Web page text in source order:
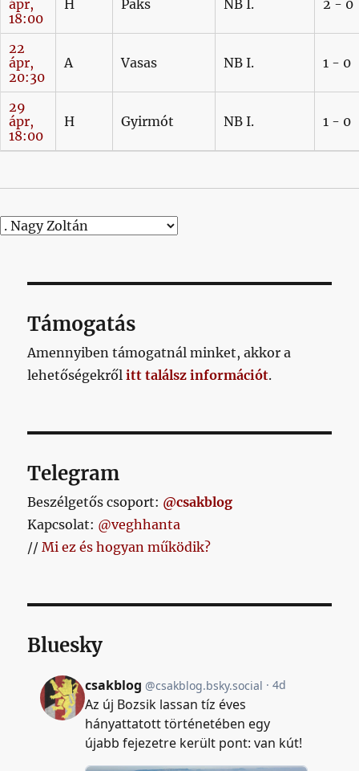
ápr,
18:00
H Paks NB I. 2 - 0
22
ápr,
20:30
A Vasas NB I. 1 - 0
29
ápr,
18:00
H Gyirmót NB I. 1 - 0
Támogatás
Amennyiben támogatnál minket, akkor a
lehetőségekrőlitt találsz információt.
Telegram
Beszélgetős csoport: @csakblog
Kapcsolat: @veghhanta
//Mi ez és hogyan működik?
Bluesky